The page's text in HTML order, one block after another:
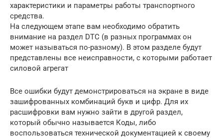
характеристики и параметры работы транспортного
средства.
На следующем этапе вам необходимо обратить
внимание на раздел DTC (в разных программах он
может называться по-разному). В этом разделе будут
представлены все неисправности, с которыми работает
силовой агрегат
Все ошибки будут демонстрироваться на экране в виде
зашифрованных комбинаций букв и цифр. Для их
расшифровки вам нужно зайти в другой раздел,
который обычно называется Коды, либо
воспользоваться технической документацией к своему